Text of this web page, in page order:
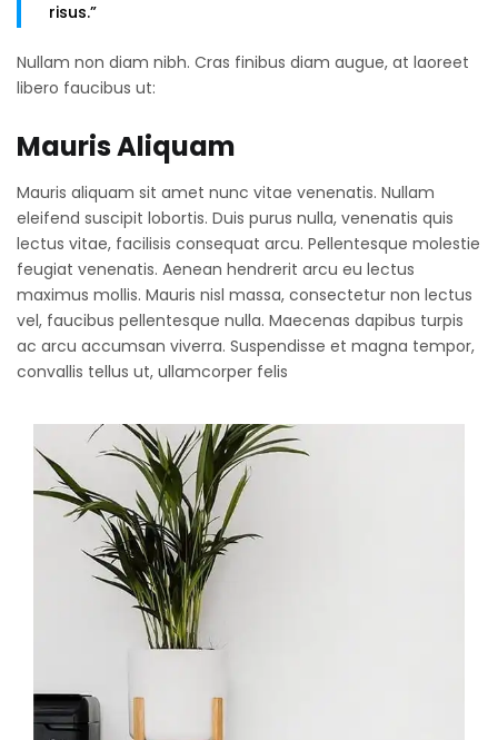
risus.”
Nullam non diam nibh. Cras finibus diam augue, at laoreet
libero faucibus ut:
Mauris Aliquam
Mauris aliquam sit amet nunc vitae venenatis. Nullam
eleifend suscipit lobortis. Duis purus nulla, venenatis quis
lectus vitae, facilisis consequat arcu. Pellentesque molestie
feugiat venenatis. Aenean hendrerit arcu eu lectus
maximus mollis. Mauris nisl massa, consectetur non lectus
vel, faucibus pellentesque nulla. Maecenas dapibus turpis
ac arcu accumsan viverra. Suspendisse et magna tempor,
convallis tellus ut, ullamcorper felis